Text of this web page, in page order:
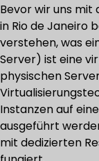
Bevor wir uns mit
in Rio de Janeiro
verstehen, was
Server) ist eine
physischen
Instanzen auf
ausgeführt
mit dedizierten